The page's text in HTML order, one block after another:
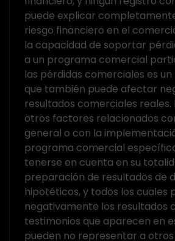
puede explicar
riesgo financiero en el
la capacidad de soportar
a un programa comercial
las pérdidas comerciales es
que también puede afectar
resultados comerciales reales.
otros factores relacionados
general o con la
programa comercial
tenerse en cuenta en su
preparación de resultados de
hipotéticos, y todos los cuales
negativamente los resultados
testimonios que aparecen en
pueden no representar a